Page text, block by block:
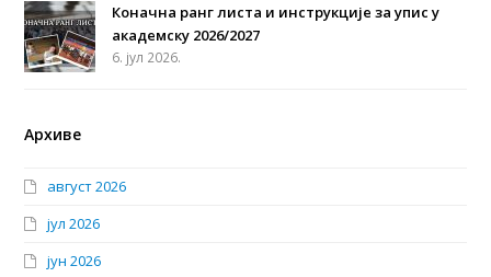
Коначна ранг листа и инструкције за упис у
академску 2026/2027
6. јул 2026.
Архиве
август 2026
јул 2026
јун 2026